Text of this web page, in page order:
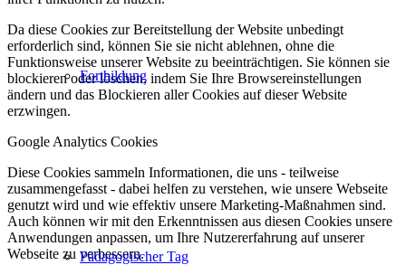
Fortbildung
Pädagogischer Tag
Da diese Cookies zur Bereitstellung der Website unbedingt
erforderlich sind, können Sie sie nicht ablehnen, ohne die
Funktionsweise unserer Website zu beeinträchtigen. Sie können sie
blockieren oder löschen, indem Sie Ihre Browsereinstellungen
ändern und das Blockieren aller Cookies auf dieser Website
erzwingen.
Google Analytics Cookies
Diese Cookies sammeln Informationen, die uns - teilweise
zusammengefasst - dabei helfen zu verstehen, wie unsere Webseite
genutzt wird und wie effektiv unsere Marketing-Maßnahmen sind.
Auch können wir mit den Erkenntnissen aus diesen Cookies unsere
Anwendungen anpassen, um Ihre Nutzererfahrung auf unserer
Webseite zu verbessern.